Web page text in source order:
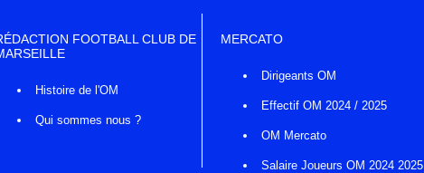
FOOTBALL CLUB DE
Histoire de l'OM
Qui sommes nous ?
MERCATO
Dirigeants OM
Effectif OM 2024 / 2025
OM Mercato
Salaire Joueurs OM 2024 2025